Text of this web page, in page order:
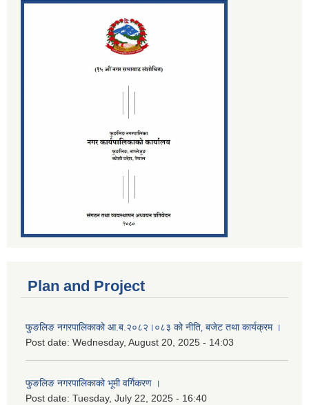
Plan and Project
फुङलिङ नगरपालिकाको आ.ब.२०८२।०८३ को नीति‚ बजेट तथा कार्यक्रम ।
Post date: Wednesday, August 20, 2025 - 14:03
फुङलिङ नगरपालिकाको भूमी वर्गिकरण ।
Post date: Tuesday, July 22, 2025 - 16:40